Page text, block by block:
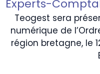
Experts-
Teogest sera
numérique de
région bretagne, le